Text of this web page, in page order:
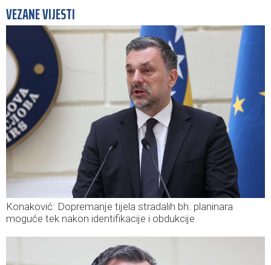
VEZANE VIJESTI
Konaković: Dopremanje tijela stradalih bh. planinara
moguće tek nakon identifikacije i obdukcije